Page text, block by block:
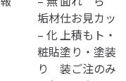
垢材
– 化
粧貼
り
仕
上
塗
装
お見
積も
り・
ご注
カッ
ト・
塗装
のみ